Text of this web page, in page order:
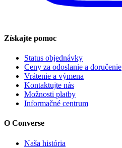
Získajte pomoc
Status objednávky
Ceny za odoslanie a doručenie
Vrátenie a výmena
Kontaktujte nás
Možnosti platby
Informačné centrum
O Converse
Naša história